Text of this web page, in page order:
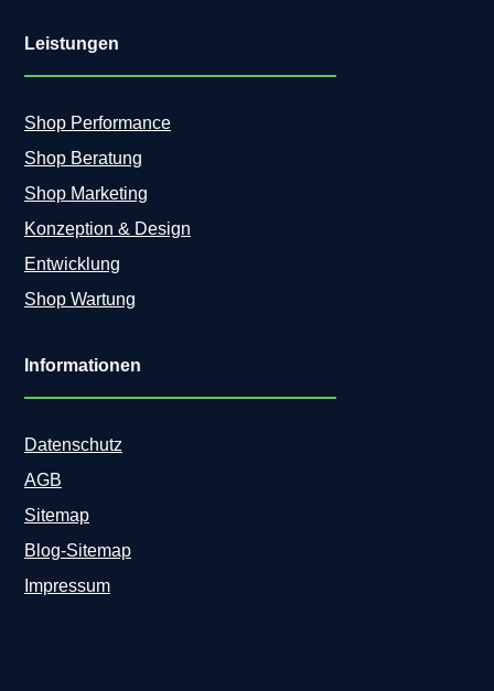
Leistungen
Shop Performance
Shop Beratung
Shop Marketing
Konzeption & Design
Entwicklung
Shop Wartung
Informationen
Datenschutz
AGB
Sitemap
Blog-Sitemap
Impressum